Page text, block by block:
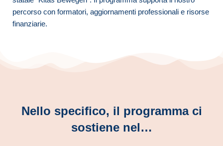
percorso con formatori, aggiornamenti professionali e risorse
finanziarie.
Nello specifico, il programma ci
sostiene nel…